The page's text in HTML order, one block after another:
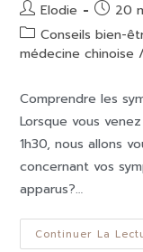
Elodie
20
Conseils bien-
médecine chinoise /
Comprendre les
Lorsque vous
1h30, nous allons
concernant vos
apparus?…
Continuer La